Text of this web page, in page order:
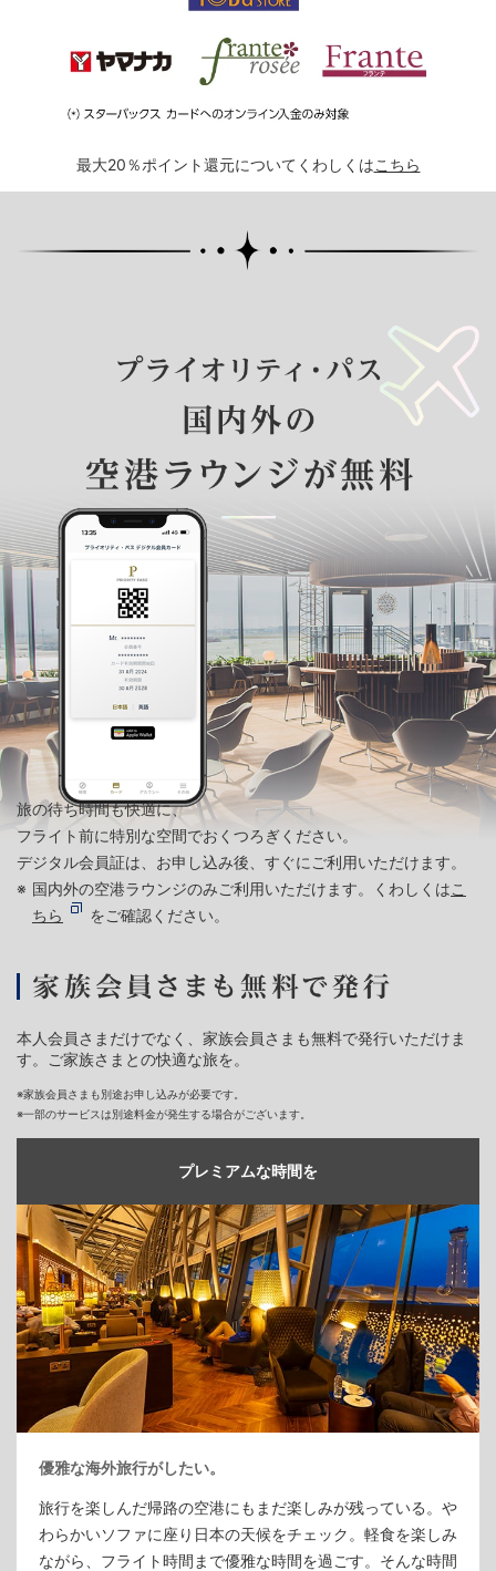
最大20％ポイント還元についてくわしくはこちら
旅の待ち時間も快適に、
フライト前に特別な空間でおくつろぎください。
デジタル会員証は、お申し込み後、すぐにご利用いただけます。
国内外の空港ラウンジのみご利用いただけます。くわしくはこ
ちら
をご確認ください。
本人会員さまだけでなく、家族会員さまも無料で発行いただけま
す。ご家族さまとの快適な旅を。
※家族会員さまも別途お申し込みが必要です。
※一部のサービスは別途料金が発生する場合がございます。
プレミアムな時間を
優雅な海外旅行がしたい。
旅行を楽しんだ帰路の空港にもまだ楽しみが残っている。や
わらかいソファに座り日本の天候をチェック。軽食を楽しみ
ながら、フライト時間まで優雅な時間を過ごす。そんな時間